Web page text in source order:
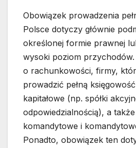
Obowiązek prowadzenia
Polsce dotyczy głównie
określonej formie prawnej
wysoki poziom
o rachunkowości, firmy,
prowadzić pełną
kapitałowe (np. spółki
odpowiedzialnością), a także
komandytowe i
Ponadto, obowiązek ten